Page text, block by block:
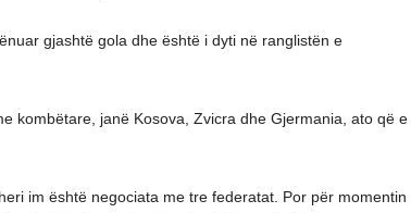
gjashtë gola dhe është i dyti në ranglistën e
kombëtare, janë Kosova, Zvicra dhe Gjermania, ato që e
im është negociata me tre federatat. Por për momentin